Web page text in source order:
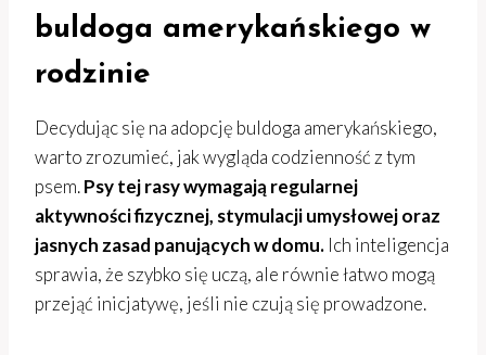
buldoga amerykańskiego w
rodzinie
Decydując się na adopcję buldoga amerykańskiego,
warto zrozumieć, jak wygląda codzienność z tym
psem.Psy tej rasy wymagają regularnej
aktywności fizycznej, stymulacji umysłowej oraz
jasnych zasad panujących w domu. Ich inteligencja
sprawia, że szybko się uczą, ale równie łatwo mogą
przejąć inicjatywę, jeśli nie czują się prowadzone.